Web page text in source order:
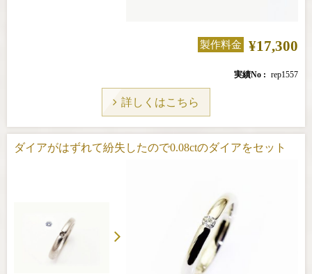
製作料金 ¥17,300
実績No rep1557
詳しくはこちら
ダイアがはずれて紛失したので0.08ctのダイアをセット